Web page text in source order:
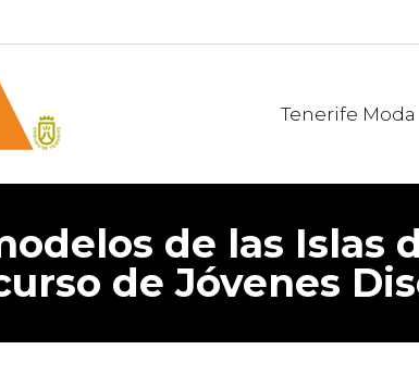
Tenerife Moda
de las Islas
de Jóvenes